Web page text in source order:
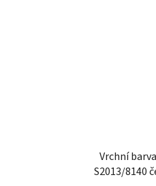
Vrchní
S2013/8140